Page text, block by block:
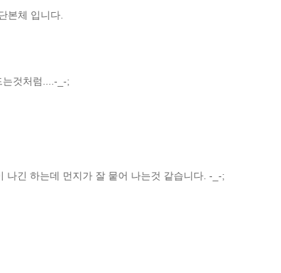
본체 입니다.
것처럼....-_-;
나긴 하는데 먼지가 잘 뭍어 나는것 같습니다. -_-;